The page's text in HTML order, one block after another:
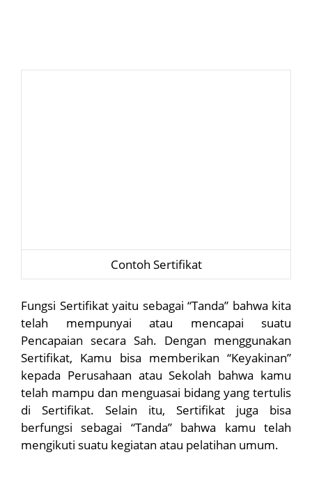
Contoh Sertifikat
Fungsi Sertifikat yaitu sebagai “Tanda” bahwa kita
telah mempunyai atau mencapai suatu
Pencapaian secara Sah. Dengan menggunakan
Sertifikat, Kamu bisa memberikan “Keyakinan”
kepada Perusahaan atau Sekolah bahwa kamu
telah mampu dan menguasai bidang yang tertulis
di Sertifikat. Selain itu, Sertifikat juga bisa
berfungsi sebagai “Tanda” bahwa kamu telah
mengikuti suatu kegiatan atau pelatihan umum.